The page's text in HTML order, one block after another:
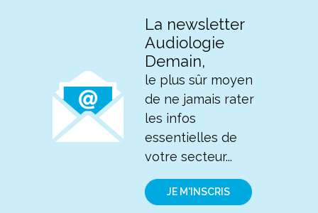
La newsletter
Audiologie
Demain,
le plus sûr moyen
de ne jamais rater
les infos
essentielles de
votre secteur...
JE M'INSCRIS